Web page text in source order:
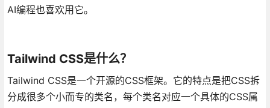
AI编程也喜欢用它。
Tailwind CSS是什么？
Tailwind CSS是一个开源的CSS框架。它的特点是把CSS拆
分成很多个小而专的类名，每个类名对应一个具体的CSS属